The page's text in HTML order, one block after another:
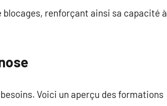
blocages, renforçant ainsi sa capacité à
Voici un aperçu des formations